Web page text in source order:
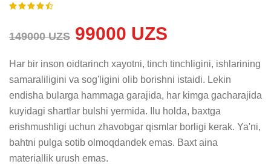
149000 UZS 99000 UZS
Har bir inson oidtarinch xayotni, tinch tinchligini, ishlarining
samaraliligini va sog'ligini olib borishni istaidi. Lekin
endisha bularga hammaga garajida, har kimga gacharajida
kuyidagi shartlar bulshi yermida. Ilu holda, baxtga
erishmushligi uchun zhavobgar qismlar borligi kerak. Ya'ni,
bahtni pulga sotib olmoqdandek emas. Baxt aina
materiallik urush emas.